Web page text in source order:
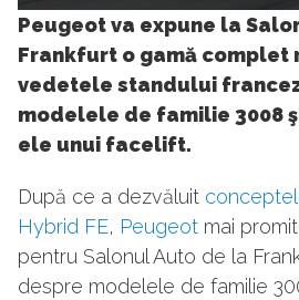
27
Peugeot va expune la
Frankfurt o gamă complet
vedetele standului
modelele de familie 3008
ele unui facelift.
După ce a dezvăluit
Hybrid FE, Peugeot mai
pentru Salonul Auto de la
despre modelele de familie